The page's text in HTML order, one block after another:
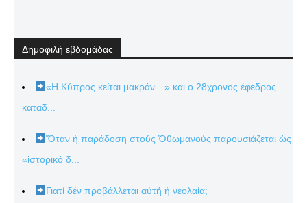
Δημοφιλή εβδομάδας
«Η Κύπρος κείται μακράν…» και ο 28χρονος έφεδρος
καταδ...
Ὅταν ἡ παράδοση στούς Ὀθωμανούς παρουσιάζεται ὡς
«ἱστορικό δ...
Γιατί δέν προβάλλεται αὐτή ἡ νεολαία;